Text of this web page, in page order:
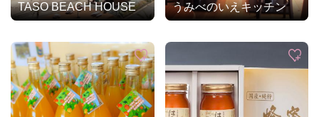
TASO BEACH HOUSE うみべのいえキッチン